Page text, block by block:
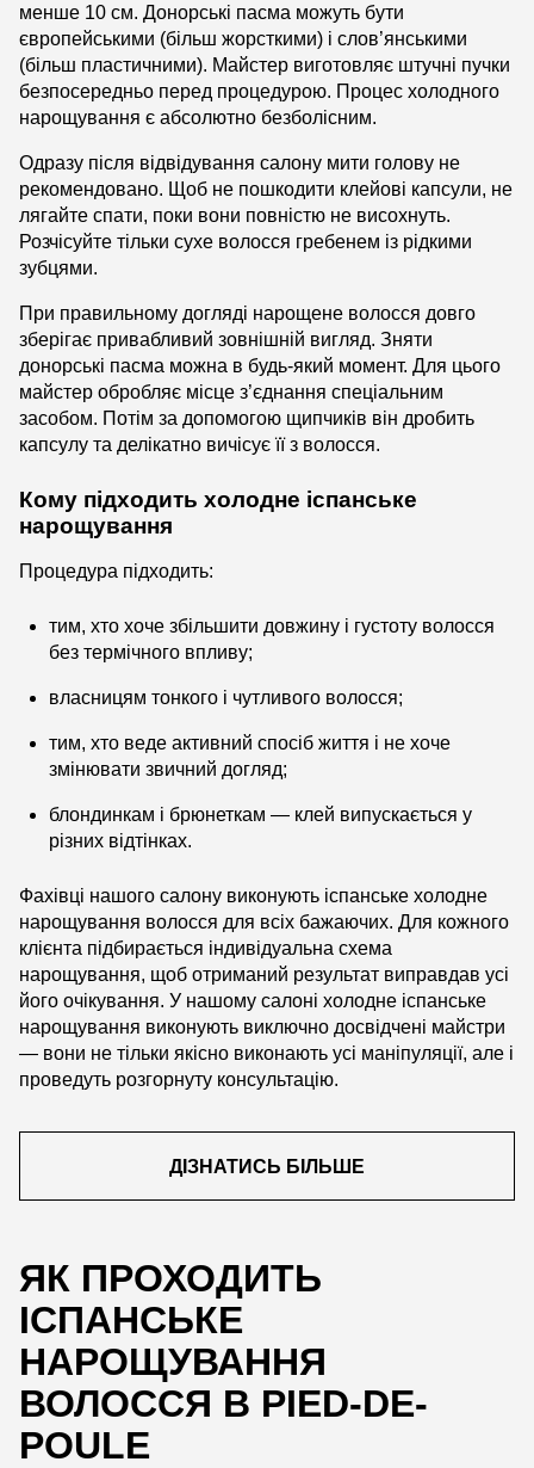
менше 10 см. Донорські пасма можуть бути
європейськими (більш жорсткими) і слов’янськими
(більш пластичними). Майстер виготовляє штучні пучки
безпосередньо перед процедурою. Процес холодного
нарощування є абсолютно безболісним.
Одразу після відвідування салону мити голову не
рекомендовано. Щоб не пошкодити клейові капсули, не
лягайте спати, поки вони повністю не висохнуть.
Розчісуйте тільки сухе волосся гребенем із рідкими
зубцями.
При правильному догляді нарощене волосся довго
зберігає привабливий зовнішній вигляд. Зняти
донорські пасма можна в будь-який момент. Для цього
майстер обробляє місце з’єднання спеціальним
засобом. Потім за допомогою щипчиків він дробить
капсулу та делікатно вичісує її з волосся.
Кому підходить холодне іспанське
нарощування
Процедура підходить:
тим, хто хоче збільшити довжину і густоту волосся
без термічного впливу;
власницям тонкого і чутливого волосся;
тим, хто веде активний спосіб життя і не хоче
змінювати звичний догляд;
блондинкам і брюнеткам — клей випускається у
різних відтінках.
Фахівці нашого салону виконують іспанське холодне
нарощування волосся для всіх бажаючих. Для кожного
клієнта підбирається індивідуальна схема
нарощування, щоб отриманий результат виправдав усі
його очікування. У нашому салоні холодне іспанське
нарощування виконують виключно досвідчені майстри
— вони не тільки якісно виконають усі маніпуляції, але і
проведуть розгорнуту консультацію.
ДІЗНАТИСЬ БІЛЬШЕ
ЯК ПРОХОДИТЬ
ІСПАНСЬКЕ
НАРОЩУВАННЯ
ВОЛОССЯ В PIED-DE-
POULE